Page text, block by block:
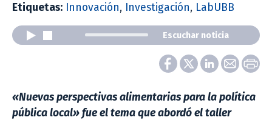
Etiquetas: Innovación, Investigación, LabUBB
Escuchar noticia
«Nuevas perspectivas alimentarias para la política
pública local» fue el tema que abordó el taller